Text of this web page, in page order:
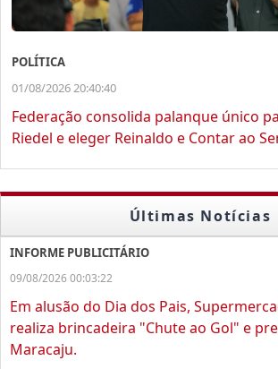
POLÍTICA
01/08/2026 20:40:40
Federação consolida palanque único
Riedel e eleger Reinaldo e Contar ao
Últimas Notícias
INFORME PUBLICITÁRIO
09/08/2026 00:03:22
Em alusão do Dia dos Pais,
realiza brincadeira "Chute ao Gol" e
Maracaju.